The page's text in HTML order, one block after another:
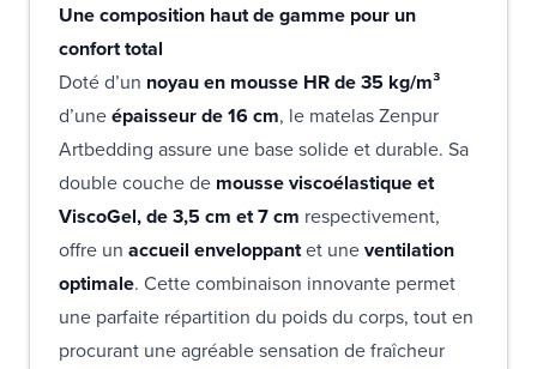
Une composition haut de gamme pour un
confort total
Doté d’un noyau en mousse HR de 35 kg/m³
d’uneépaisseur de 16 cm, le matelas Zenpur
Artbedding assure une base solide et durable. Sa
double couche de mousse viscoélastique et
ViscoGel, de 3,5 cm et 7 cm respectivement,
offre un accueil enveloppantet uneventilation
optimale. Cette combinaison innovante permet
une parfaite répartition du poids du corps, tout en
procurant une agréable sensation de fraîcheur